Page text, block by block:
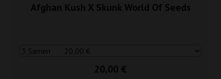
Afghan Kush X Skunk World Of Seeds
20,00 €